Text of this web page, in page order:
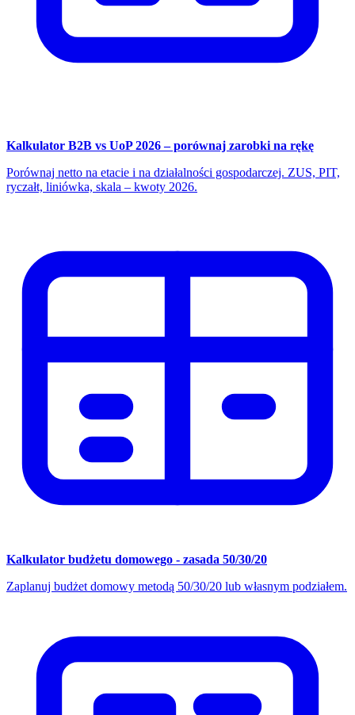
Kalkulator B2B vs UoP 2026 – porównaj zarobki na rękę
Porównaj netto na etacie i na działalności gospodarczej. ZUS, PIT,
ryczałt, liniówka, skala – kwoty 2026.
Kalkulator budżetu domowego - zasada 50/30/20
Zaplanuj budżet domowy metodą 50/30/20 lub własnym podziałem.